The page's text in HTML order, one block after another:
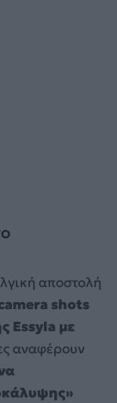
αποστολή
shots
Essyla με
αναφέρουν